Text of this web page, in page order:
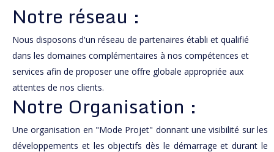
Notre réseau :
Nous disposons d'un réseau de partenaires établi et qualifié
dans les domaines complémentaires à nos compétences et
services afin de proposer une offre globale appropriée aux
attentes de nos clients.
Notre Organisation :
Une organisation en "Mode Projet" donnant une visibilité sur les
développements et les objectifs dès le démarrage et durant le